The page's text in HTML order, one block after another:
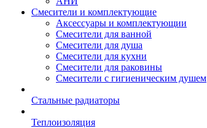
Смесители и комплектующие
Аксессуары и комплектующии
Смесители для ванной
Смесители для душа
Смесители для кухни
Смесители для раковины
Смесители с гигиеническим душем
Стальные радиаторы
Теплоизоляция